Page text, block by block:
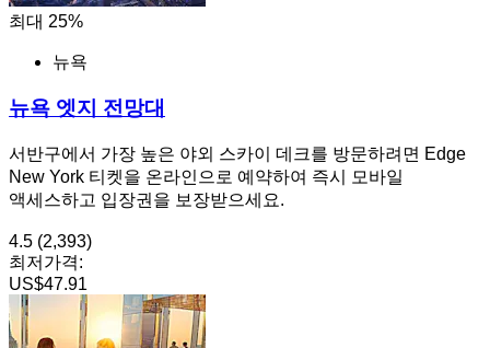
최대 25%
뉴욕
뉴욕 엣지 전망대
서반구에서 가장 높은 야외 스카이 데크를 방문하려면 Edge
New York 티켓을 온라인으로 예약하여 즉시 모바일
액세스하고 입장권을 보장받으세요.
4.5 (2,393)
최저가격:
US$47.91